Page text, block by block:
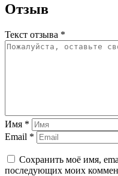
Отзыв
Текст отзыва *
Имя *
Email *
Сохранить моё имя,
последующих моих